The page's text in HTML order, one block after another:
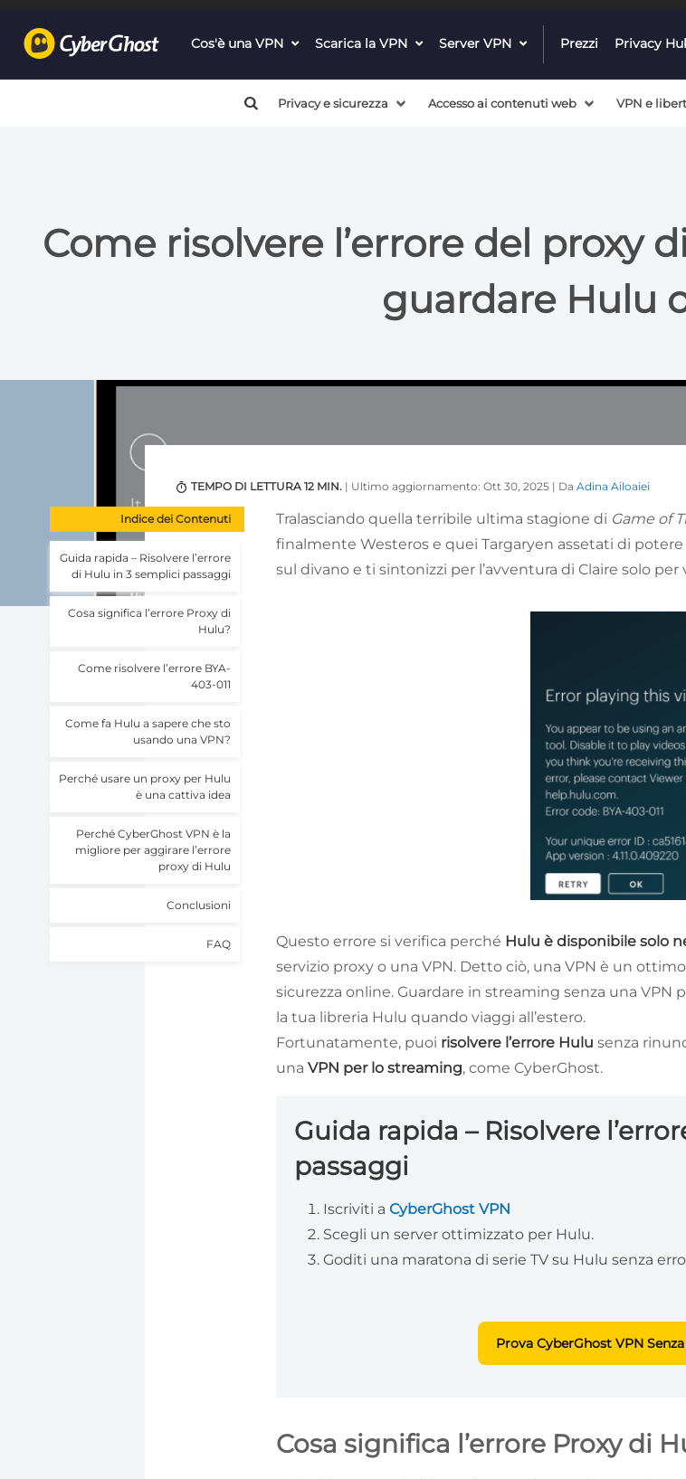
Cos'è una VPN dropdown
Scarica la VPN dropdown
Server VPN dropdownPrezzi Privacy
Privacy e sicurezza Accesso ai contenuti web VPN e
Come risolvere l’errore del proxy
guardare Hulu
TEMPO DI LETTURA 12 MIN. | Ultimo aggiornamento: Ott 30, 2025 | Da Adina Ailoaiei
Indice dei Contenuti
Guida rapida – Risolvere l’errore
di Hulu in 3 semplici passaggi
Cosa significa l’errore Proxy di
Hulu?
Come risolvere l’errore BYA-
403-011
Come fa Hulu a sapere che sto
usando una VPN?
Perché usare un proxy per Hulu
è una cattiva idea
Perché CyberGhost VPN è la
migliore per aggirare l’errore
proxy di Hulu
Conclusioni
FAQ
Tralasciando quella terribile ultima stagione di Game of
finalmente Westeros e quei Targaryen assetati di potere
sul divano e ti sintonizzi per l’avventura di Claire solo per
Questo errore si verifica perché Hulu è disponibile solo
servizio proxy o una VPN. Detto ciò, una VPN è un
sicurezza online. Guardare in streaming senza una
la tua libreria Hulu quando viaggi all’estero.
Fortunatamente, puoi risolvere l’errore Hulu senza
una VPN per lo streaming, come CyberGhost.
Guida rapida – Risolvere
passaggi
Iscriviti a CyberGhost VPN
Scegli un server ottimizzato per Hulu.
Goditi una maratona di serie TV su Hulu senza
Prova CyberGhost VPN
Cosa significa l’errore Proxy di